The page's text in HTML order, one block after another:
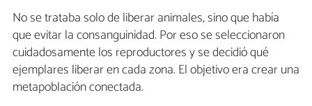
No se trataba solo de liberar animales, sino que había
que evitar la consanguinidad. Por eso se seleccionaron
cuidadosamente los reproductores y se decidió qué
ejemplares liberar en cada zona. El objetivo era crear una
metapoblación conectada.